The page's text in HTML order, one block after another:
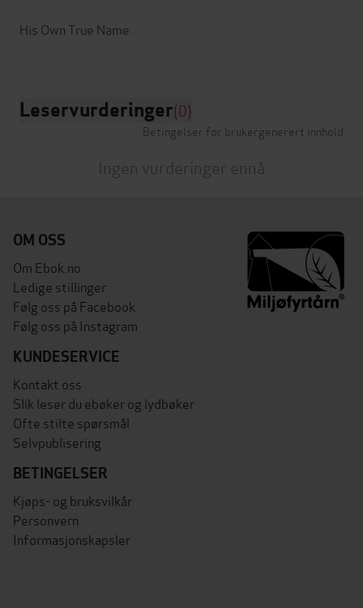
His Own True Name.
Leservurderinger(0)
Betingelser for brukergenerert innhold
Ingen vurderinger ennå
OM OSS
Om Ebok.no
Ledige stillinger
Følg oss på Facebook
Følg oss på Instagram
KUNDESERVICE
Kontakt oss
Slik leser du ebøker og lydbøker
Ofte stilte spørsmål
Selvpublisering
BETINGELSER
Kjøps- og bruksvilkår
Personvern
Informasjonskapsler